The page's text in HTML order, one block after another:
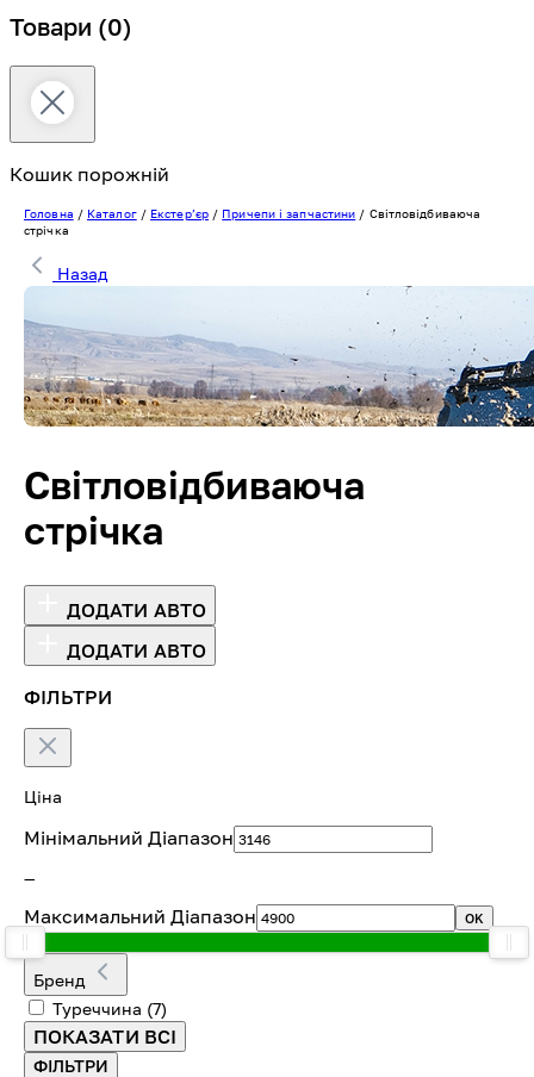
Товари (0)
Кошик порожній
Головна / Каталог/ Екстерʼєр/ Причепи і запчастини / Світловідбиваюча
стрічка
Назад
Світловідбиваюча
стрічка
ДОДАТИ АВТО
ДОДАТИ АВТО
ФІЛЬТРИ
Ціна
Мінімальний Діапазон
—
Максимальний Діапазон OK
Бренд
Туреччина (7)
ПОКАЗАТИ ВСІ
ФІЛЬТРИ